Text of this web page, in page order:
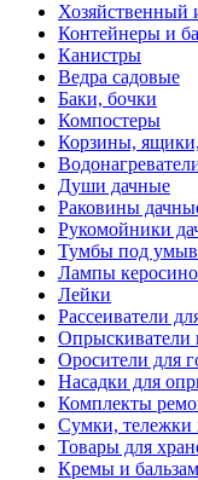
Хозяйственный
Контейнеры и
Канистры
Ведра садовые
Баки, бочки
Компостеры
Корзины, ящики,
Души дачные
Раковины
Рукомойники
Тумбы под
Лампы
Лейки
Рассеиватели
Опрыскиватели
Оросители для
Насадки для
Комплекты
Сумки, тележки
Товары для
Кремы и